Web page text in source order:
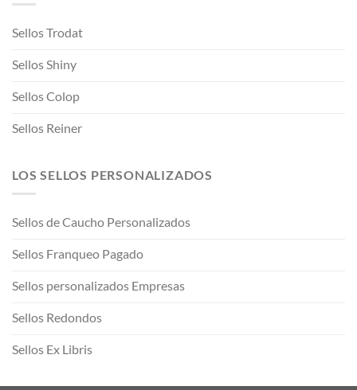
Sellos Trodat
Sellos Shiny
Sellos Colop
Sellos Reiner
LOS SELLOS PERSONALIZADOS
Sellos de Caucho Personalizados
Sellos Franqueo Pagado
Sellos personalizados Empresas
Sellos Redondos
Sellos Ex Libris